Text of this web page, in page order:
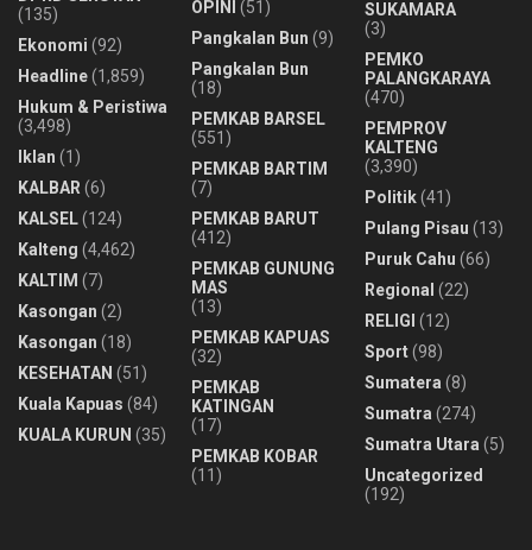
(135)
Ekonomi (92)
Headline(1,859)
Hukum & Peristiwa
(3,498)
Iklan (1)
KALBAR (6)
KALSEL(124)
Kalteng (4,462)
KALTIM (7)
Kasongan (2)
Kasongan (18)
KESEHATAN (51)
Kuala Kapuas (84)
KUALA KURUN (35)
OPINI
(51)
Pangkalan Bun (9)
Pangkalan Bun
(18)
PEMKAB BARSEL
(551)
PEMKAB BARTIM
(7)
PEMKAB BARUT
(412)
PEMKAB GUNUNG
MAS
(13)
PEMKAB KAPUAS
(32)
PEMKAB
KATINGAN
(17)
PEMKAB KOBAR
(11)
SUKAMARA
(3)
PEMKO
PALANGKARAYA
(470)
PEMPROV
KALTENG
(3,390)
Politik(41)
Pulang Pisau (13)
Puruk Cahu (66)
Regional (22)
RELIGI (12)
Sport(98)
Sumatera (8)
Sumatra (274)
Sumatra Utara (5)
Uncategorized
(192)